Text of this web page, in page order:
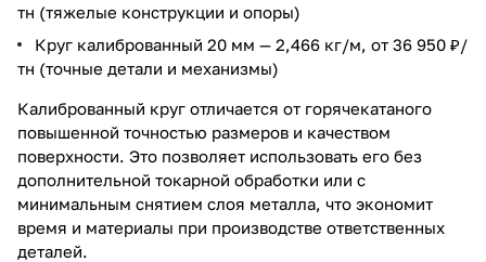
тн (тяжелые конструкции и опоры)
Круг калиброванный 20 мм — 2,466 кг/м, от 36 950 ₽/
тн (точные детали и механизмы)
Калиброванный круг отличается от горячекатаного
повышенной точностью размеров и качеством
поверхности. Это позволяет использовать его без
дополнительной токарной обработки или с
минимальным снятием слоя металла, что экономит
время и материалы при производстве ответственных
деталей.